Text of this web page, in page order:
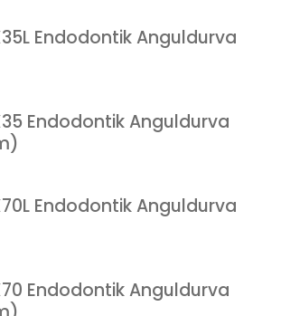
Endodontik Anguldurva
Endodontik Anguldurva
Endodontik Anguldurva
Endodontik Anguldurva